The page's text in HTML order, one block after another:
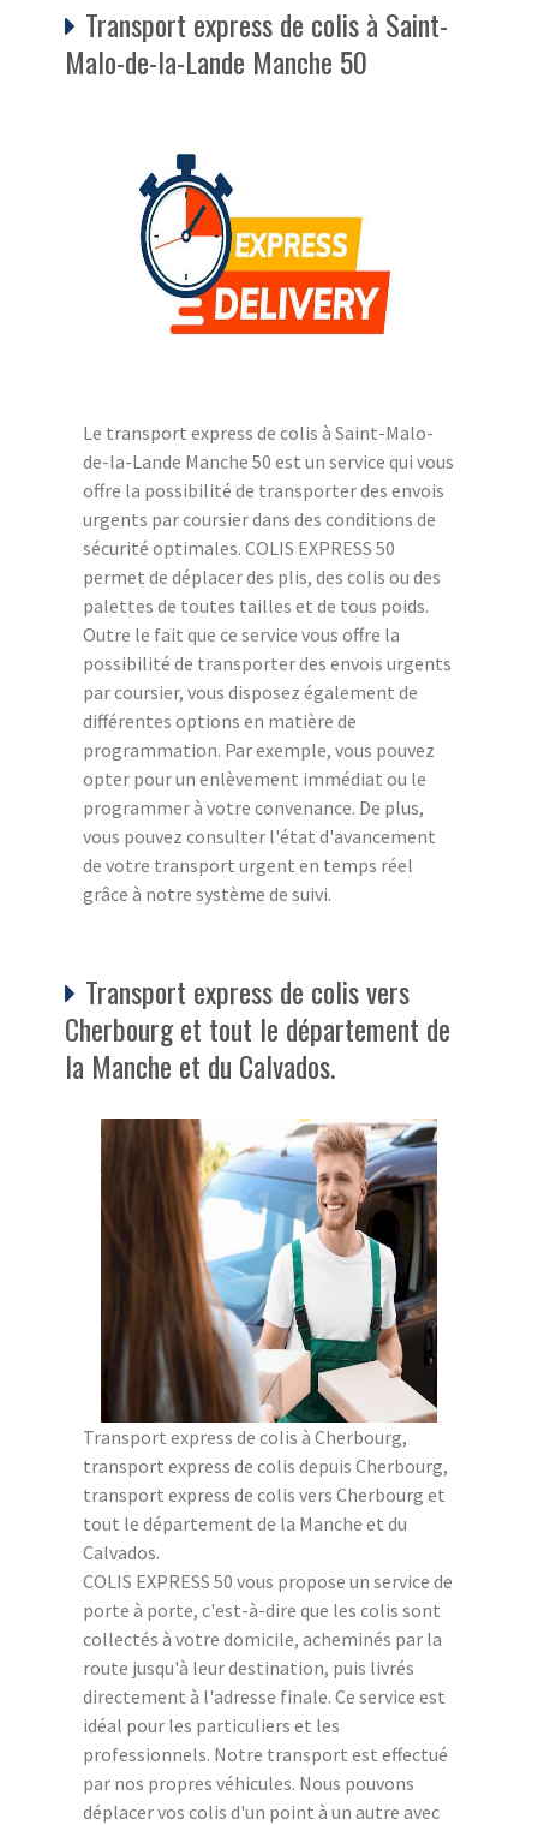
Transport express de colis à Saint-
Malo-de-la-Lande Manche 50
Le transport express de colis à Saint-Malo-
de-la-Lande Manche 50 est un service qui vous
offre la possibilité de transporter des envois
urgents par coursier dans des conditions de
sécurité optimales. COLIS EXPRESS 50
permet de déplacer des plis, des colis ou des
palettes de toutes tailles et de tous poids.
Outre le fait que ce service vous offre la
possibilité de transporter des envois urgents
par coursier, vous disposez également de
différentes options en matière de
programmation. Par exemple, vous pouvez
opter pour un enlèvement immédiat ou le
programmer à votre convenance. De plus,
vous pouvez consulter l'état d'avancement
de votre transport urgent en temps réel
grâce à notre système de suivi.
Transport express de colis vers
Cherbourg et tout le département de
la Manche et du Calvados.
Transport express de colis à Cherbourg,
transport express de colis depuis Cherbourg,
transport express de colis vers Cherbourg et
tout le département de la Manche et du
Calvados.
COLIS EXPRESS 50 vous propose un service de
porte à porte, c'est-à-dire que les colis sont
collectés à votre domicile, acheminés par la
route jusqu'à leur destination, puis livrés
directement à l'adresse finale. Ce service est
idéal pour les particuliers et les
professionnels. Notre transport est effectué
par nos propres véhicules. Nous pouvons
déplacer vos colis d'un point à un autre avec